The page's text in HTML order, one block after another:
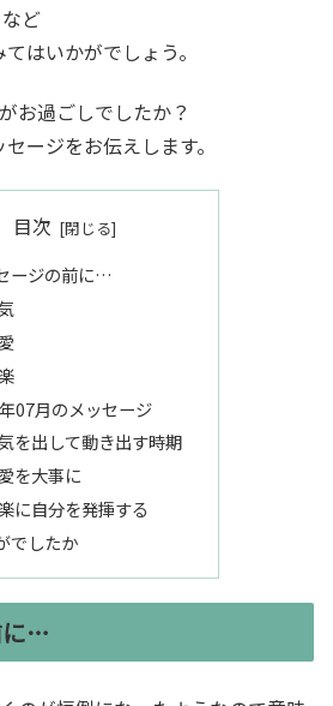
など
はいかがでしょう。
お過ごしでしたか？
ージをお伝えします。
目次
ージの前に…
07月のメッセージ
を出して動き出す時期
を大事に
に自分を発揮する
でしたか
に…